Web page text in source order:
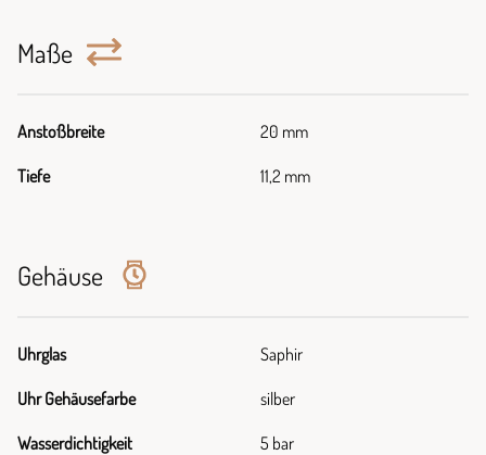
Maße
Anstoßbreite 20 mm
Tiefe 11,2 mm
Gehäuse
Uhrglas Saphir
Uhr Gehäusefarbe silber
Wasserdichtigkeit 5 bar